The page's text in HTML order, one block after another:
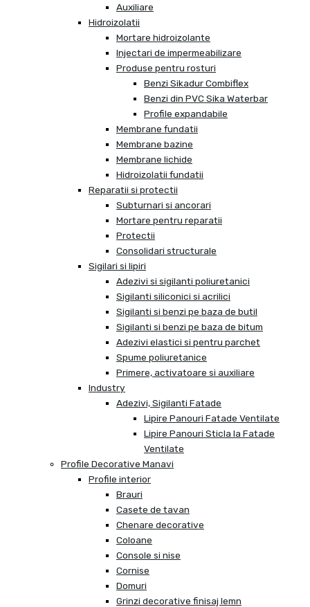
Auxiliare
Hidroizolatii
Mortare hidroizolante
Injectari de impermeabilizare
Produse pentru rosturi
Benzi Sikadur Combiflex
Benzi din PVC Sika Waterbar
Profile expandabile
Membrane fundatii
Membrane bazine
Membrane lichide
Hidroizolatii fundatii
Reparatii si protectii
Subturnari si ancorari
Mortare pentru reparatii
Protectii
Consolidari structurale
Sigilari si lipiri
Adezivi si sigilanti poliuretanici
Sigilanti siliconici si acrilici
Sigilanti si benzi pe baza de butil
Sigilanti si benzi pe baza de bitum
Adezivi elastici si pentru parchet
Spume poliuretanice
Primere, activatoare si auxiliare
Industry
Adezivi, Sigilanti Fatade
Lipire Panouri Fatade Ventilate
Lipire Panouri Sticla la Fatade
Ventilate
Profile Decorative Manavi
Profile interior
Brauri
Casete de tavan
Chenare decorative
Coloane
Console si nise
Cornise
Domuri
Grinzi decorative finisaj lemn